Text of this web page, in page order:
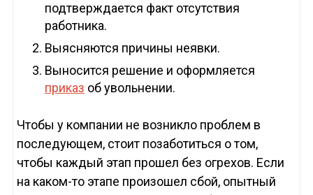
подтверждается факт отсутствия
работника.
Выясняются причины неявки.
Выносится решение и оформляется
приказ об увольнении.
Чтобы у компании не возникло проблем в
последующем, стоит позаботиться о том,
чтобы каждый этап прошел без огрехов. Если
на каком-то этапе произошел сбой, опытный